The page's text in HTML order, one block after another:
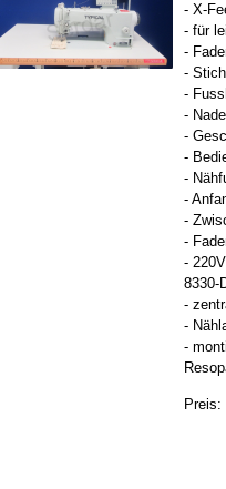
- X-
- für
-
-
-
-
-
-
-
-
-
-
-
8330-
-
-
-
Preis: